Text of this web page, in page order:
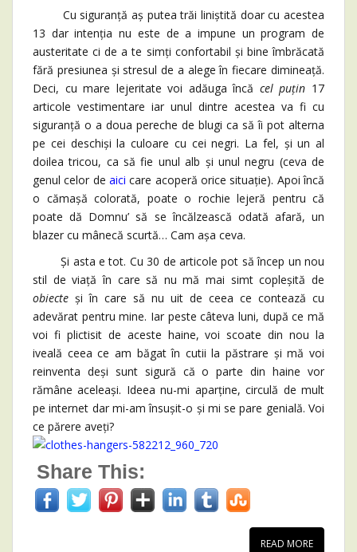
Cu siguranță aș putea trăi liniștită doar cu acestea
13 dar intenția nu este de a impune un program de
austeritate ci de a te simți confortabil și bine îmbrăcată
fără presiunea și stresul de a alege în fiecare dimineață.
Deci, cu mare lejeritate voi adăuga încă cel puțin 17
articole vestimentare iar unul dintre acestea va fi cu
siguranță o a doua pereche de blugi ca să îi pot alterna
pe cei deschiși la culoare cu cei negri. La fel, și un al
doilea tricou, ca să fie unul alb și unul negru (ceva de
genul celor de aici care acoperă orice situație). Apoi încă
o cămașă colorată, poate o rochie lejeră pentru că
poate dă Domnu’ să se încălzească odată afară, un
blazer cu mânecă scurtă… Cam așa ceva.
Și asta e tot. Cu 30 de articole pot să încep un nou
stil de viață în care să nu mă mai simt copleșită de
obiecte și în care să nu uit de ceea ce contează cu
adevărat pentru mine. Iar peste câteva luni, după ce mă
voi fi plictisit de aceste haine, voi scoate din nou la
iveală ceea ce am băgat în cutii la păstrare și mă voi
reinventa deși sunt sigură că o parte din haine vor
rămâne aceleași. Ideea nu-mi aparține, circulă de mult
pe internet dar mi-am însușit-o și mi se pare genială. Voi
ce părere aveți?
Share This:
READ MORE